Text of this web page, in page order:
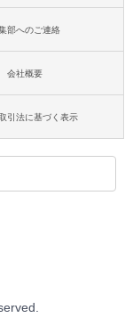
部へのご連絡
会社概要
引法に基づく表示